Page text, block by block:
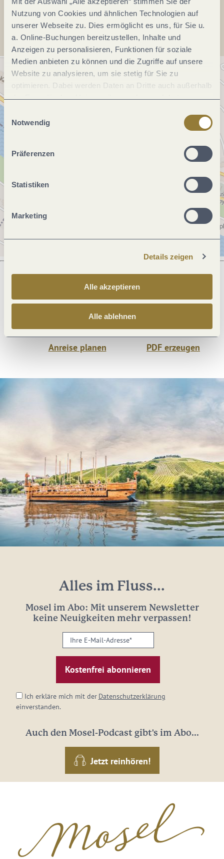
Nutzung von Cookies und ähnlichen Technologien auf
unserer Webseite zu. Dies ermöglicht es uns, für Sie u.
a. Online-Buchungen bereitzustellen, Inhalte und
Anzeigen zu personalisieren, Funktionen für soziale
Medien anbieten zu können und die Zugriffe auf unsere
Website zu analysieren, um sie stetig für Sie zu
optimieren. Dabei werden Daten an Dritte auch außerhalb
der Europäischen Union weitergegeben und dort
jederzeit widerrufen werden. Mit der Auswahl "Alle
ablehnen" kann es zu Beeinträchtigungen in der Nutzung
Notwendig
Präferenzen
Statistiken
Marketing
Details zeigen
Alle akzeptieren
Alle ablehnen
Anreise planen
Anreise planen PDF erzeugen
Alles im Fluss...
Mosel im Abo: Mit unserem Newsletter
keine Neuigkeiten mehr verpassen!
Ihre
E-
Mail-
Adresse:
Ich erkläre mich mit der Datenschutzerklärung
einverstanden.
Auch den Mosel-Podcast gibt's im Abo...
Jetzt reinhören!